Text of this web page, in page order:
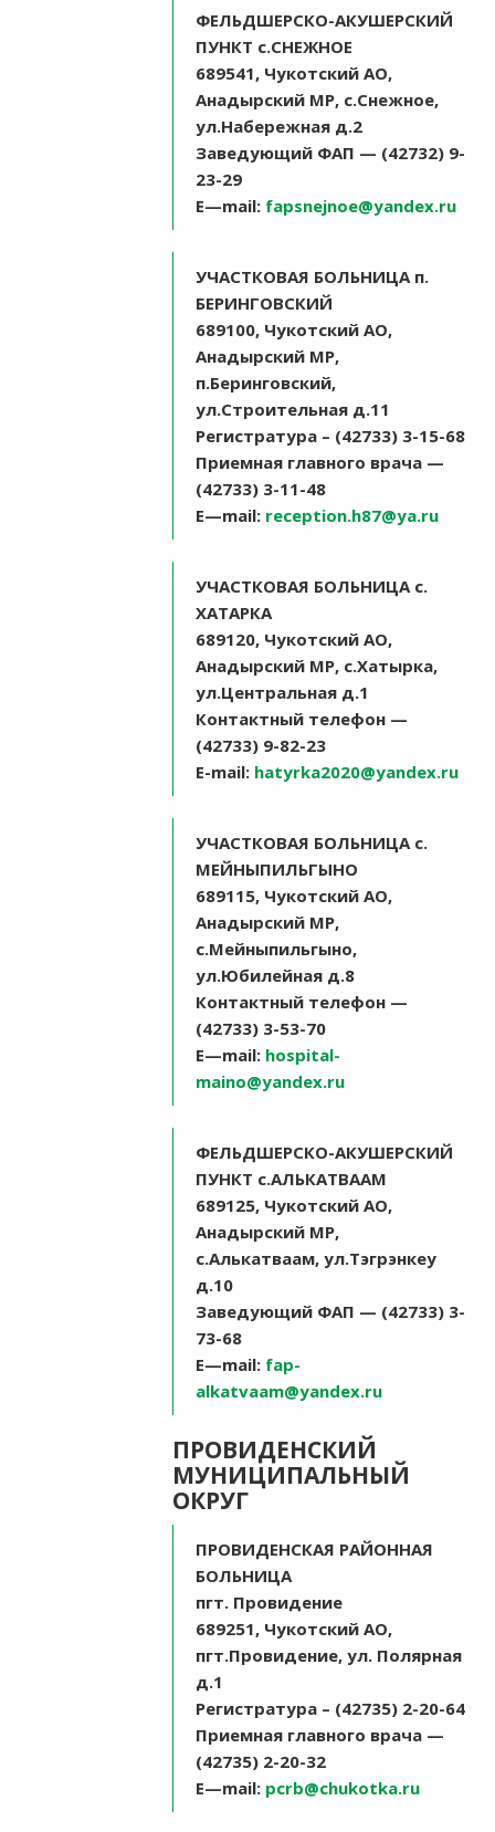
ФЕЛЬДШЕРСКО-АКУШЕРСКИЙ
ПУНКТ с.СНЕЖНОЕ
689541, Чукотский АО,
Анадырский МР, с.Снежное,
ул.Набережная д.2
Заведующий ФАП — (42732) 9-
23-29
E—mail: fapsnejnoe@yandex.ru
УЧАСТКОВАЯ БОЛЬНИЦА п.
БЕРИНГОВСКИЙ
689100, Чукотский АО,
Анадырский МР,
п.Беринговский,
ул.Строительная д.11
Регистратура – (42733) 3-15-68
Приемная главного врача —
(42733) 3-11-48
E—mail: reception.h87@ya.ru
УЧАСТКОВАЯ БОЛЬНИЦА с.
ХАТАРКА
689120, Чукотский АО,
Анадырский МР, с.Хатырка,
ул.Центральная д.1
Контактный телефон —
(42733) 9-82-23
E-mail: hatyrka2020@yandex.ru
УЧАСТКОВАЯ БОЛЬНИЦА с.
МЕЙНЫПИЛЬГЫНО
689115, Чукотский АО,
Анадырский МР,
с.Мейныпильгыно,
ул.Юбилейная д.8
Контактный телефон —
(42733) 3-53-70
E—mail: hospital-
maino@yandex.ru
ФЕЛЬДШЕРСКО-АКУШЕРСКИЙ
ПУНКТ с.АЛЬКАТВААМ
689125, Чукотский АО,
Анадырский МР,
с.Алькатваам, ул.Тэгрэнкеу
д.10
Заведующий ФАП — (42733) 3-
73-68
E—mail: fap-
alkatvaam@yandex.ru
ПРОВИДЕНСКИЙ
МУНИЦИПАЛЬНЫЙ
ОКРУГ
ПРОВИДЕНСКАЯ РАЙОННАЯ
БОЛЬНИЦА
пгт. Провидение
689251, Чукотский АО,
пгт.Провидение, ул. Полярная
д.1
Регистратура – (42735) 2-20-64
Приемная главного врача —
(42735) 2-20-32
E—mail: pcrb@chukotka.ru